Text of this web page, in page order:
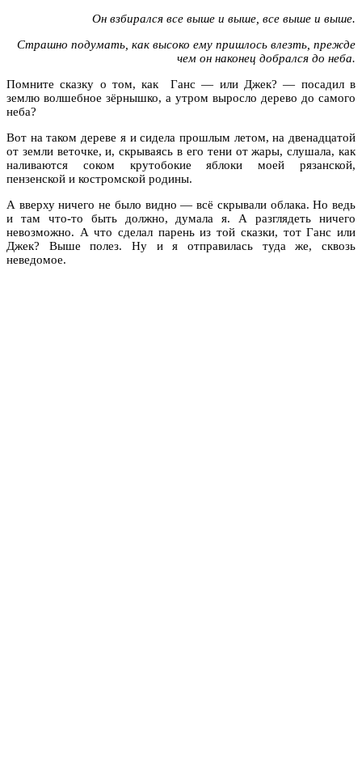
Он взбирался все выше и выше, все выше и выше.
Страшно подумать, как высоко ему пришлось влезть, прежде
чем он наконец добрался до неба.
Помните сказку о том, как Ганс — или Джек? — посадил в
землю волшебное зёрнышко, а утром выросло дерево до самого
неба?
Вот на таком дереве я и сидела прошлым летом, на двенадцатой
от земли веточке, и, скрываясь в его тени от жары, слушала, как
наливаются соком крутобокие яблоки моей рязанской,
пензенской и костромской родины.
А вверху ничего не было видно — всё скрывали облака. Но ведь
и там что-то быть должно, думала я. А разглядеть ничего
невозможно. А что сделал парень из той сказки, тот Ганс или
Джек? Выше полез. Ну и я отправилась туда же, сквозь
неведомое.